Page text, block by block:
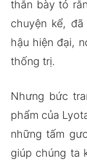
thắn bày tỏ
chuyện kể,
hậu hiện đại,
thống trị.
Nhưng bức
phẩm của
những tấm
giúp chúng ta